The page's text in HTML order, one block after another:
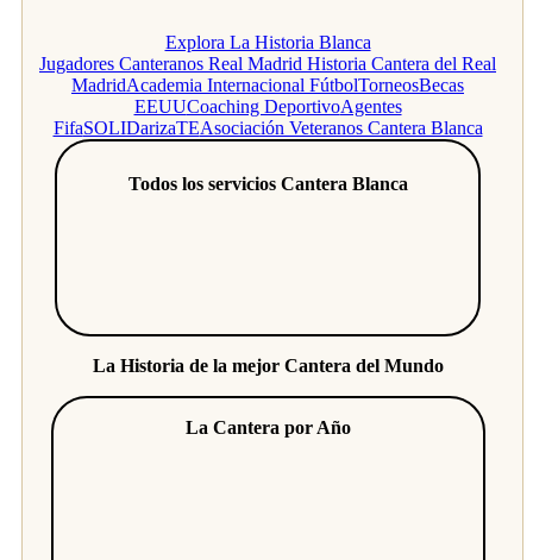
Explora La Historia Blanca
Jugadores Canteranos Real Madrid Historia Cantera del Real
MadridAcademia Internacional FútbolTorneosBecas
EEUUCoaching DeportivoAgentes
FifaSOLIDarizaTEAsociación Veteranos Cantera Blanca
Todos los servicios Cantera Blanca
La Historia de la mejor Cantera del Mundo
La Cantera por Año